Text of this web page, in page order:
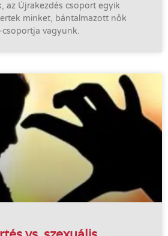
az Újrakezdés csoport egyik
minket, bántalmazott nők
vagyunk.